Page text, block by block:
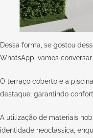
Dessa forma, se gostou
WhatsApp, vamos
O terraço coberto e a
destaque, garantindo
A utilização de materiais
identidade neoclássica,